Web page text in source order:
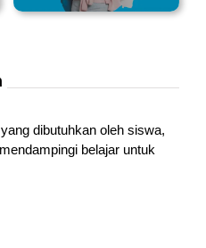
dibutuhkan oleh siswa,
belajar untuk